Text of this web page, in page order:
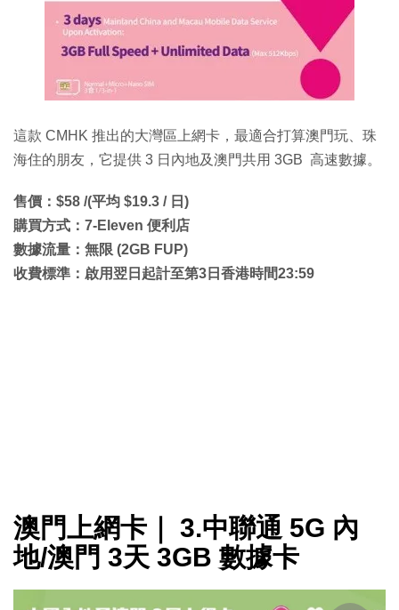
這款 CMHK 推出的大灣區上網卡，最適合打算澳門玩、珠
海住的朋友，它提供 3 日內地及澳門共用 3GB 高速數據。
售價：$58 /(平均 $19.3 / 日)
購買方式：7-Eleven 便利店
數據流量：無限 (2GB FUP)
收費標準：啟用翌日起計至第3日香港時間23:59
澳門上網卡｜ 3.中聯通 5G 內
地/澳門 3天 3GB 數據卡